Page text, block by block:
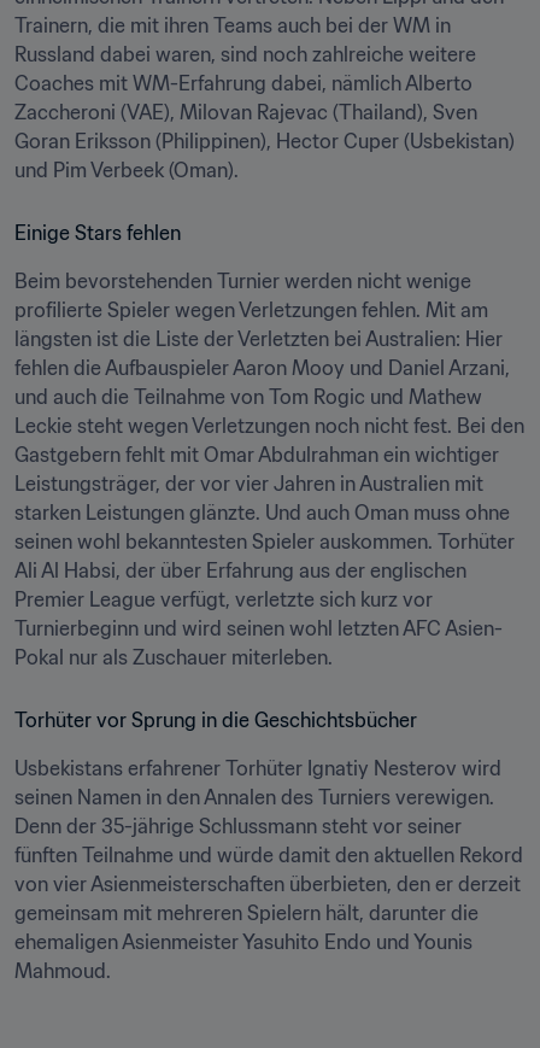
Trainern, die mit ihren Teams auch bei der WM in
Russland dabei waren, sind noch zahlreiche weitere
Coaches mit WM-Erfahrung dabei, nämlich Alberto
Zaccheroni (VAE), Milovan Rajevac (Thailand), Sven
Goran Eriksson (Philippinen), Hector Cuper (Usbekistan)
und Pim Verbeek (Oman).
Einige Stars fehlen
Beim bevorstehenden Turnier werden nicht wenige
profilierte Spieler wegen Verletzungen fehlen. Mit am
längsten ist die Liste der Verletzten bei Australien: Hier
fehlen die Aufbauspieler Aaron Mooy und Daniel Arzani,
und auch die Teilnahme von Tom Rogic und Mathew
Leckie steht wegen Verletzungen noch nicht fest. Bei den
Gastgebern fehlt mit Omar Abdulrahman ein wichtiger
Leistungsträger, der vor vier Jahren in Australien mit
starken Leistungen glänzte. Und auch Oman muss ohne
seinen wohl bekanntesten Spieler auskommen. Torhüter
Ali Al Habsi, der über Erfahrung aus der englischen
Premier League verfügt, verletzte sich kurz vor
Turnierbeginn und wird seinen wohl letzten AFC Asien-
Pokal nur als Zuschauer miterleben.
Torhüter vor Sprung in die Geschichtsbücher
Usbekistans erfahrener Torhüter Ignatiy Nesterov wird
seinen Namen in den Annalen des Turniers verewigen.
Denn der 35-jährige Schlussmann steht vor seiner
fünften Teilnahme und würde damit den aktuellen Rekord
von vier Asienmeisterschaften überbieten, den er derzeit
gemeinsam mit mehreren Spielern hält, darunter die
ehemaligen Asienmeister Yasuhito Endo und Younis
Mahmoud.